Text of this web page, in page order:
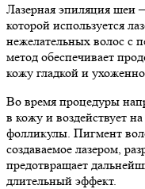
Лазерная эпиляция шеи
которой используется
нежелательных волос с
метод обеспечивает
кожу гладкой и
Во время процедуры
в кожу и воздействует
фолликулы. Пигмент
создаваемое лазером,
предотвращает
длительный эффект.